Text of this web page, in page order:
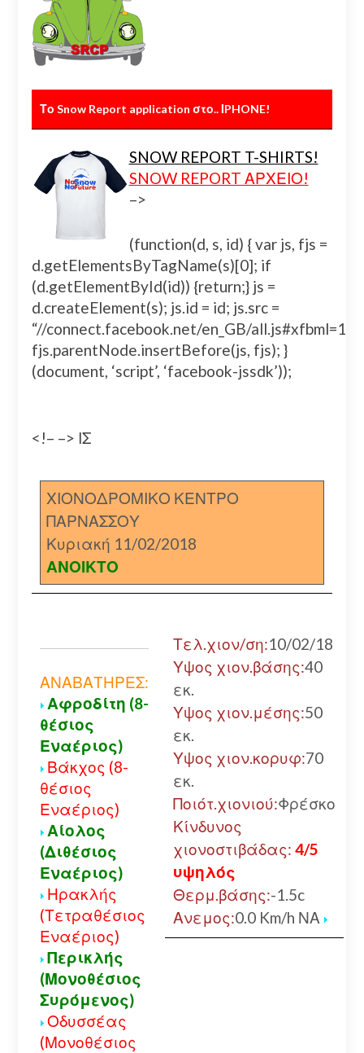
Το Snow Report application στο.. ΙPHONE!
SNOW REPORT T-SHIRTS!
SNOW REPORT ΑΡΧΕΙΟ!
–>
(function(d, s, id) { var js, fjs =
d.getElementsByTagName(s)[0]; if
(d.getElementById(id)) {return;} js =
d.createElement(s); js.id = id; js.src =
“//connect.facebook.net/en_GB/
fjs.parentNode.insertBefore(js, fjs); }
(document, ‘script’, ‘facebook-jssdk’));
<!– –> ΙΣ
ΧΙΟΝΟΔΡΟΜΙΚΟ ΚΕΝΤΡΟ
ΠΑΡΝΑΣΣΟΥ
Κυριακή 11/02/2018
ΑΝΟΙΚΤΟ
ΑΝΑΒΑΤΗΡΕΣ:
Αφροδίτη (8-
θέσιος
Εναέριος)
Βάκχος (8-
θέσιος
Εναέριος)
Αίολος
(Διθέσιος
Εναέριος)
Ηρακλής
(Τετραθέσιος
Εναέριος)
Περικλής
(Μονοθέσιος
Συρόμενος)
Οδυσσέας
(Μονοθέσιος
Τελ.χιον/ση:10/02/18
Υψος χιον.βάσης:40
εκ.
Υψος χιον.μέσης:50
εκ.
Υψος χιον.κορυφ:70
εκ.
Ποιότ.χιονιού:Φρέσκο
Κίνδυνος
χιονοστιβάδας: 4/5
υψηλός
Θερμ.βάσης:-1.5c
Ανεμος:0.0 Km/h ΝΑ